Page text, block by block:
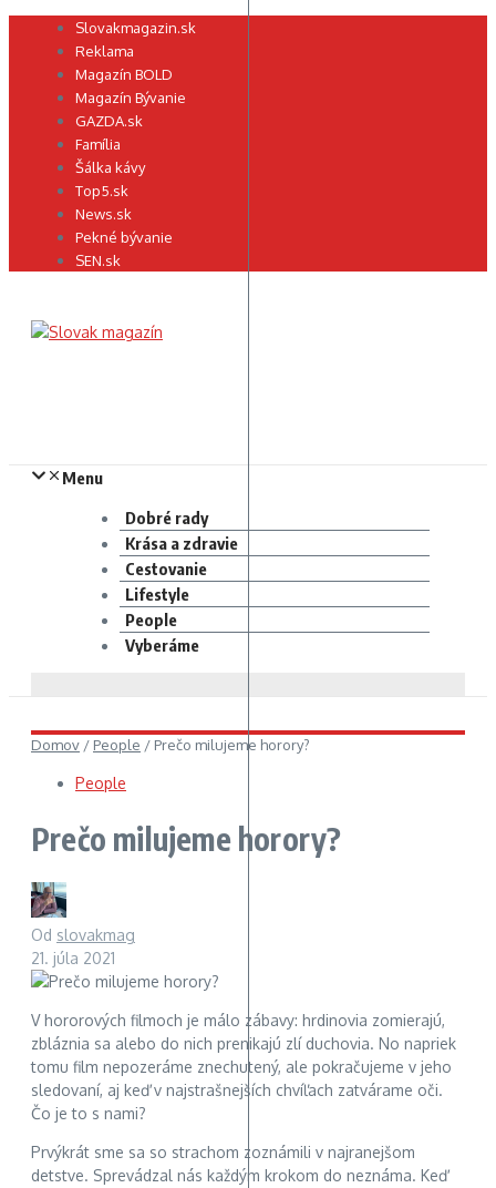
Preskočiť
Slovakmagazin.sk
Reklama
Magazín BOLD
Magazín Bývanie
GAZDA.sk
Família
Šálka kávy
Top5.sk
News.sk
Pekné bývanie
SEN.sk
Menu
Dobré rady
Krása a zdravie
Cestovanie
Lifestyle
People
Vyberáme
Domov / People / Prečo milujeme horory?
People
Prečo milujeme horory?
Od slovakmag
21. júla 2021
V hororových filmoch je málo zábavy: hrdinovia zomierajú,
zbláznia sa alebo do nich prenikajú zlí duchovia. No napriek
tomu film nepozeráme znechutený, ale pokračujeme v jeho
sledovaní, aj keď v najstrašnejších chvíľach zatvárame oči.
Čo je to s nami?
Prvýkrát sme sa so strachom zoznámili v najranejšom
detstve. Sprevádzal nás každým krokom do neznáma. Keď